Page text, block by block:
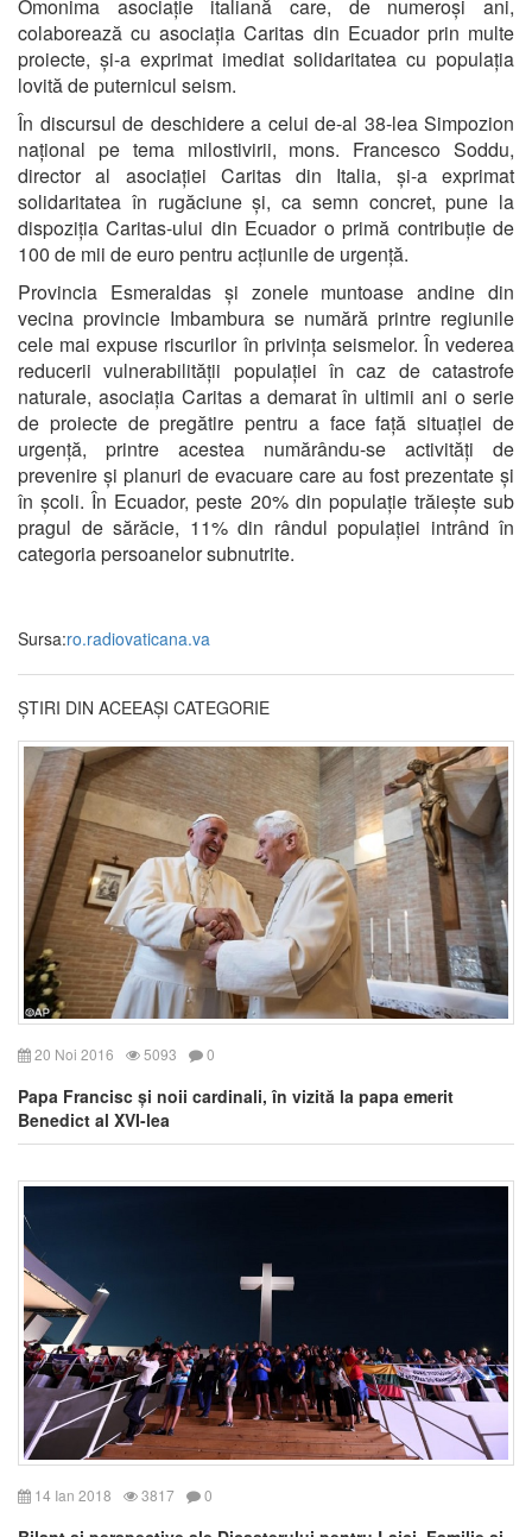
Omonima asociație italiană care, de numeroși ani,
colaborează cu asociația Caritas din Ecuador prin multe
proiecte, și-a exprimat imediat solidaritatea cu populația
lovită de puternicul seism.
În discursul de deschidere a celui de-al 38-lea Simpozion
național pe tema milostivirii, mons. Francesco Soddu,
director al asociației Caritas din Italia, și-a exprimat
solidaritatea în rugăciune și, ca semn concret, pune la
dispoziția Caritas-ului din Ecuador o primă contribuție de
100 de mii de euro pentru acțiunile de urgență.
Provincia Esmeraldas și zonele muntoase andine din
vecina provincie Imbambura se numără printre regiunile
cele mai expuse riscurilor în privința seismelor. În vederea
reducerii vulnerabilității populației în caz de catastrofe
naturale, asociația Caritas a demarat în ultimii ani o serie
de proiecte de pregătire pentru a face față situației de
urgență, printre acestea numărându-se activități de
prevenire și planuri de evacuare care au fost prezentate și
în școli. În Ecuador, peste 20% din populație trăiește sub
pragul de sărăcie, 11% din rândul populației intrând în
categoria persoanelor subnutrite.
Sursa:ro.radiovaticana.va
ȘTIRI DIN ACEEAȘI CATEGORIE
20 Noi 2016 5093 0
Papa Francisc și noii cardinali, în vizită la papa emerit
Benedict al XVI-lea
14 Ian 2018 3817 0